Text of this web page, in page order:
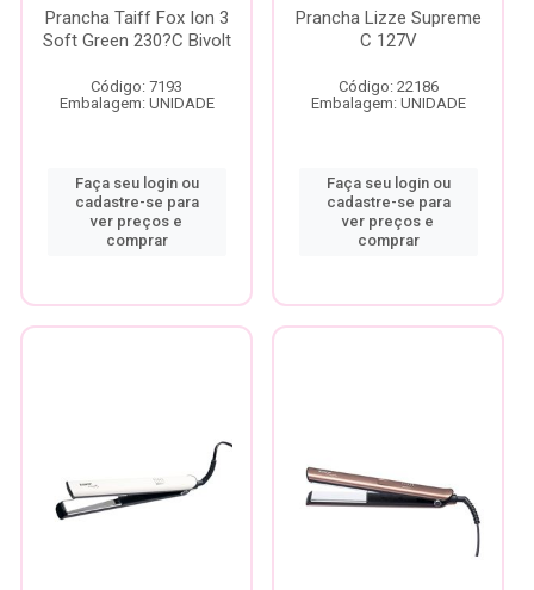
Prancha Taiff Fox Ion 3
Soft Green 230?C Bivolt
Código: 7193
Embalagem: UNIDADE
Faça seu login ou
cadastre-se para
ver preços e
comprar
Prancha Lizze Supreme
C 127V
Código: 22186
Embalagem: UNIDADE
Faça seu login ou
cadastre-se para
ver preços e
comprar